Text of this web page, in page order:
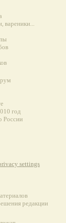
вареники...
год
России
settings
редакции